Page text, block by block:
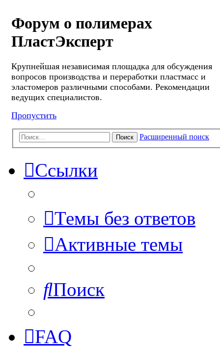
Форум о полимерах
ПластЭксперт
Крупнейшая независимая площадка для обсуждения
вопросов производства и переработки пластмасс и
эластомеров различными способами. Рекомендации
ведущих специалистов.
Пропустить
Поиск Расширенный поиск
Ссылки
Темы без ответов
Активные темы
Поиск
FAQ